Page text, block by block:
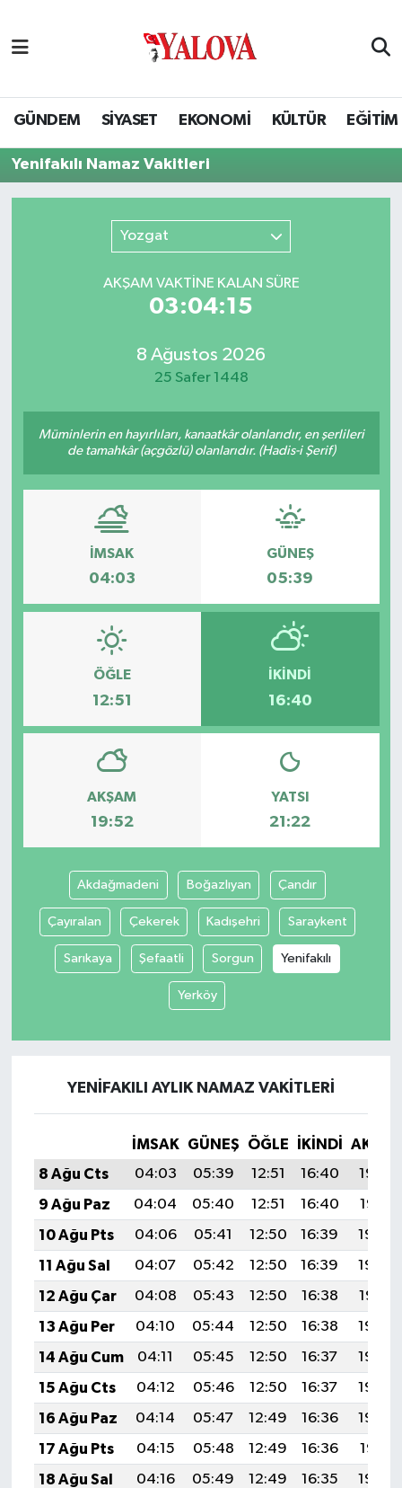
GÜNDEM SİYASET EKONOMİ KÜLTÜR EĞİTİM
Yenifakılı Namaz Vakitleri
Yozgat
AKŞAM VAKTİNE KALAN SÜRE
03:04:14
8 Ağustos 2026
25 Safer 1448
Müminlerin en hayırlıları, kanaatkâr olanlarıdır, en şerlileri
de tamahkâr (açgözlü) olanlarıdır. (Hadis-i Şerif)
İMSAK
04:03
GÜNEŞ
05:39
ÖĞLE
12:51
İKINDI
16:40
AKŞAM
19:52
YATSI
21:22
Akdağmadeni Boğazlıyan Çandır
Çayıralan Çekerek Kadışehri Saraykent
Sarıkaya Şefaatli Sorgun Yenifakılı
Yerköy
YENIFAKILI AYLIK NAMAZ VAKITLERI
İMSAK GÜNEŞ ÖĞLE İKINDI
8 Ağu Cts
04:03 05:39 12:51 16:40
19:52
9 Ağu Paz
04:04 05:40 12:51 16:40
19:51
10 Ağu Pts
04:06 05:41 12:50 16:39
19:50
11 Ağu Sal
04:07 05:42 12:50 16:39
19:49
12 Ağu Çar
04:08 05:43 12:50 16:38
19:47
13 Ağu Per
04:10 05:44 12:50 16:38
19:46
14 Ağu Cum
04:11 05:45 12:50 16:37
19:45
15 Ağu Cts
04:12 05:46 12:50 16:37
19:44
16 Ağu Paz
04:14 05:47 12:49 16:36
19:42
17 Ağu Pts
04:15 05:48 12:49 16:36
19:41
18 Ağu Sal
04:16 05:49 12:49 16:35
19:40
SİYASET
EKONOMİ
BİLİM VE TEKNOLOJİ
SPOR
İLÇELERİMİZ
RESMİ İLAN
Yalova Nöbetçi Eczaneler
Yalova Hava Durumu
Yalova Namaz Vakitleri
Puan Durumu ve Fikstür
Tüm Manşetler